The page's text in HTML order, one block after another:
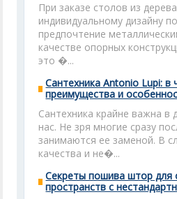
При заказе столов из
индивидуальному дизайну
предпочтение
качестве опорных
это �...
Сантехника Antonio Lupi: в
преимущества и
Сантехника крайне важна в
нас. Не зря многие сразу
занимаются ее заменой. В
качества и не�...
Секреты пошива штор для
пространств с